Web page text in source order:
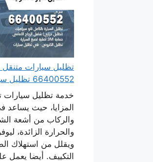
تظليل سيارات متنقل
66400552 تظليل سيارة عازل حراري
خدمة تظليل سيارات
المزايا، حيث يساعد
والركاب من أشعة
والحرارة الزائدة،
ويقلل من استهلاك
التكييف. أيضا يعمل